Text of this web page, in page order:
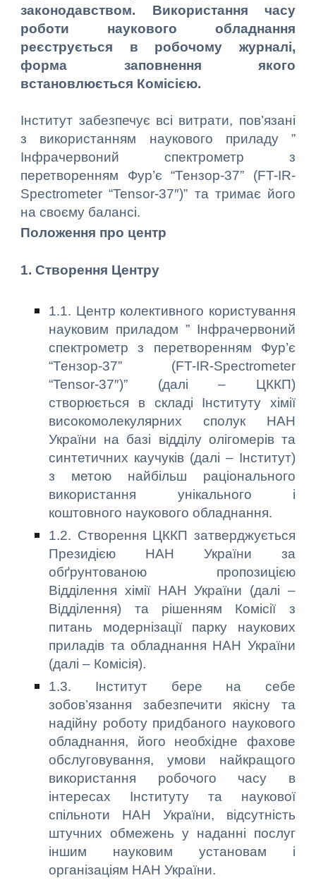
законодавством. Використання часу
роботи наукового обладнання
реєструється в робочому журналі,
форма заповнення якого
встановлюється Комісією.
Інститут забезпечує всі витрати, пов’язані
з використанням наукового приладу ”
Інфрачервоний спектрометр з
перетворенням Фур’є “Тензор-37” (FT-IR-
Spectrometer “Tensor-37″)” та тримає його
на своєму балансі.
Положення про центр
1. Створення Центру
1.1. Центр колективного користування
науковим приладом ” Інфрачервоний
спектрометр з перетворенням Фур’є
“Тензор-37” (FT-IR-Spectrometer
“Tensor-37″)” (далі – ЦККП)
створюється в складі Інституту хімії
високомолекулярних сполук НАН
України на базі відділу олігомерів та
синтетичних каучуків (далі – Інститут)
з метою найбільш раціонального
використання унікального і
коштовного наукового обладнання.
1.2. Створення ЦККП затверджується
Президією НАН України за
обґрунтованою пропозицією
Відділення хімії НАН України (далі –
Відділення) та рішенням Комісії з
питань модернізації парку наукових
приладів та обладнання НАН України
(далі – Комісія).
1.3. Інститут бере на себе
зобов’язання забезпечити якісну та
надійну роботу придбаного наукового
обладнання, його необхідне фахове
обслуговування, умови найкращого
використання робочого часу в
інтересах Інституту та наукової
спільноти НАН України, відсутність
штучних обмежень у наданні послуг
іншим науковим установам і
організаціям НАН України.